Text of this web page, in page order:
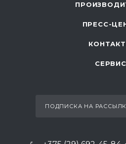
ПРЕСС-
СЕРВИС
ПОДПИСКА НА